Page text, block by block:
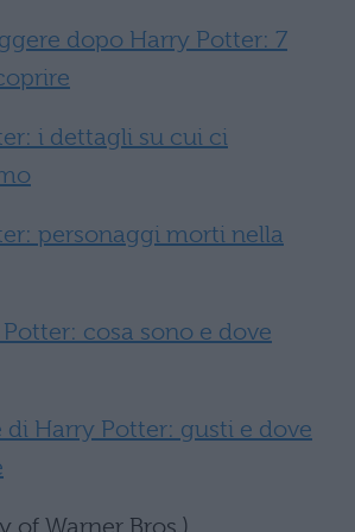
dopo Harry Potter: 7
i dettagli su cui ci
personaggi morti nella
Potter: cosa sono e dove
di Harry Potter: gusti e dove